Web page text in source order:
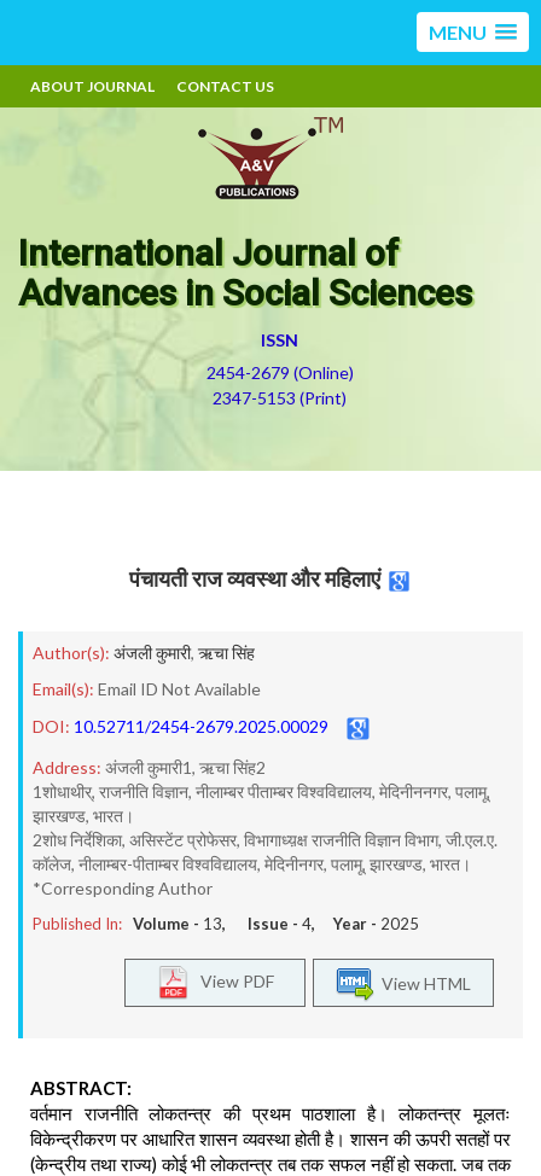
MENU
ABOUT JOURNAL CONTACT US
International Journal of
Advances in Social Sciences
ISSN
2454-2679 (Online)
2347-5153 (Print)
पंचायती राज व्यवस्था और महिलाएं
Author(s): अंजली कुमारी, ऋचा सिंह
Email(s): Email ID Not Available
DOI: 10.52711/2454-2679.2025.00029
Address: अंजली कुमारी1, ऋचा सिंह2
1शोधाथीर्, राजनीति विज्ञान, नीलाम्बर पीताम्बर विश्वविद्यालय, मेदिनीननगर, पलामू,
झारखण्ड, भारत।
2शोध निर्देशिका, असिस्टेंट प्रोफेसर, विभागाध्य़क्ष राजनीति विज्ञान विभाग, जी.एल.ए.
कॉलेज, नीलाम्बर-पीताम्बर विश्वविद्यालय, मेदिनीनगर, पलामू, झारखण्ड, भारत।
*Corresponding Author
Published In: Volume - 13, Issue - 4, Year - 2025
View HTML
View PDF
ABSTRACT:
वर्तमान राजनीति लोकतन्त्र की प्रथम पाठशाला है। लोकतन्त्र मूलतः
विकेन्द्रीकरण पर आधारित शासन व्यवस्था होती है। शासन की ऊपरी सतहों पर
(केन्द्रीय तथा राज्य) कोई भी लोकतन्त्र तब तक सफल नहीं हो सकता. जब तक